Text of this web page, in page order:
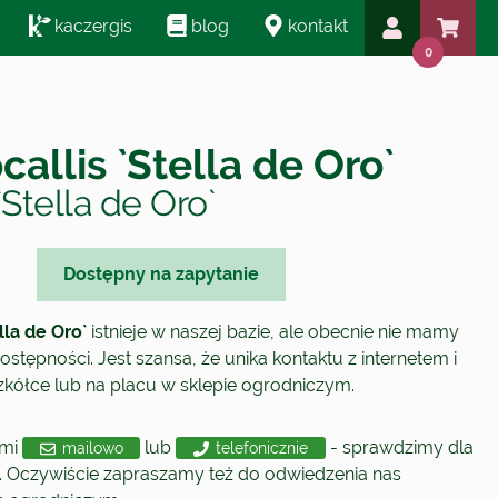
kaczergis blog kontakt
0
`Stella de Oro`
de Oro`
Dostępny na zapytanie
de Oro`istnieje w naszej bazie, ale obecnie nie mamy
Jest szansa, że unika kontaktu z internetem i
lub na placu w sklepie ogrodniczym.
mailowo lub telefonicznie
- sprawdzimy dla
Oczywiście zapraszamy też do odwiedzenia nas